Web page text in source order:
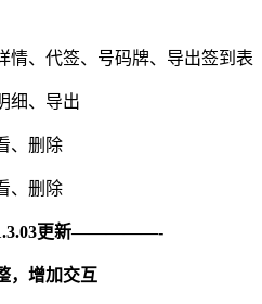
情、代签、号码牌、导出签到表
细、导出
、删除
、删除
更新—————-
，增加交互